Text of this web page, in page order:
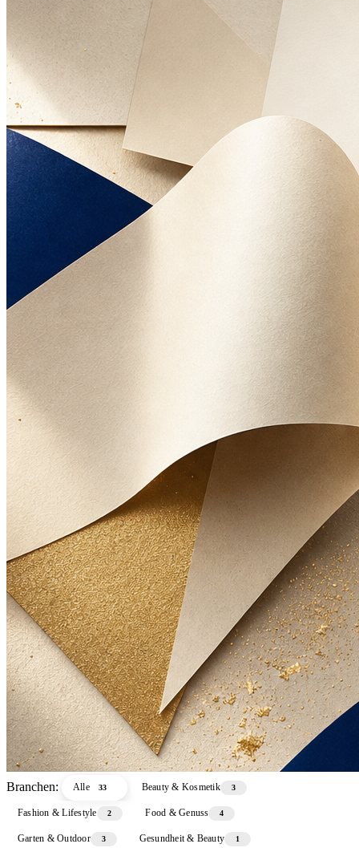
Branchen: Alle 33 Beauty & Kosmetik 3
Fashion & Lifestyle 2 Food & Genuss 4
Garten & Outdoor 3 Gesundheit & Beauty 1